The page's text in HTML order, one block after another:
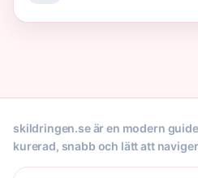
skildringen.se är en modern
kurerad, snabb och lätt att